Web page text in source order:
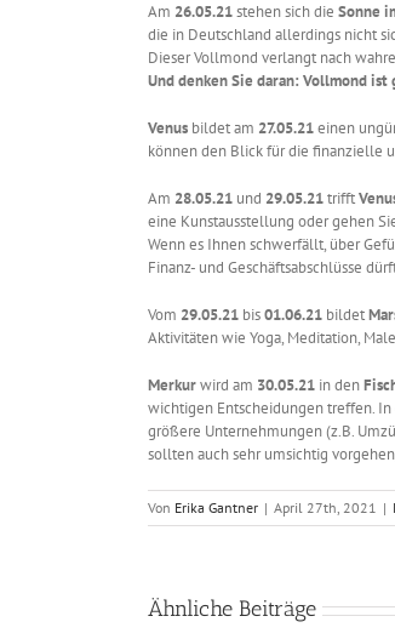
Am 26.05.21stehen sich die Sonne
die in Deutschland allerdings nicht
Dieser Vollmond verlangt nach
Und denken Sie daran: Vollmond
Venus bildet am 27.05.21einen
können den Blick für die finanzielle
Am 28.05.21 und 29.05.21trifft
eine Kunstausstellung oder gehen
Wenn es Ihnen schwerfällt, über
Finanz- und Geschäftsabschlüsse
Vom 29.05.21 bis01.06.21 bildet
Aktivitäten wie Yoga, Meditation,
Merkurwird am 30.05.21 in den
wichtigen Entscheidungen treffen. In
größere Unternehmungen (z.B.
sollten auch sehr umsichtig
Von Erika Gantner | April 27th, 2021 |
Ähnliche Beiträge